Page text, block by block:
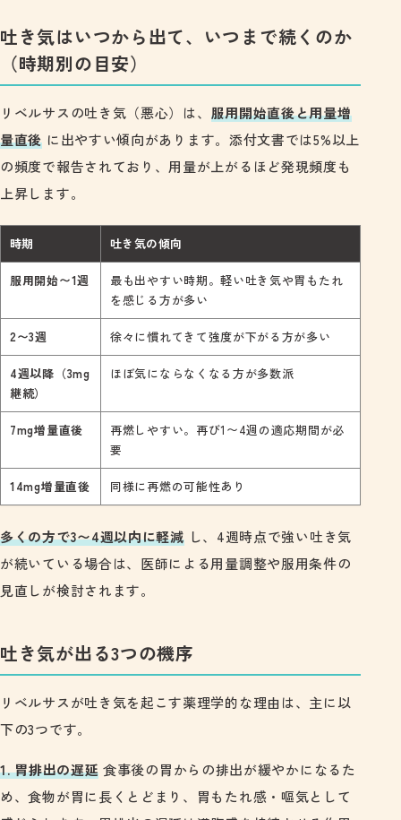
吐き気はいつから出て、いつまで続くのか
（時期別の目安）
リベルサスの吐き気（悪心）は、 服用開始直後と用量増
量直後 に出やすい傾向があります。添付文書では5%以上
の頻度で報告されており、用量が上がるほど発現頻度も
上昇します。
時期 吐き気の傾向
服用開始〜1週
最も出やすい時期。軽い吐き気や胃もたれ
を感じる方が多い
2〜3週 徐々に慣れてきて強度が下がる方が多い
4週以降（3mg
継続）
ほぼ気にならなくなる方が多数派
7mg増量直後
再燃しやすい。再び1〜4週の適応期間が必
要
14mg増量直後 同様に再燃の可能性あり
多くの方で3〜4週以内に軽減し、4週時点で強い吐き気
が続いている場合は、医師による用量調整や服用条件の
見直しが検討されます。
吐き気が出る3つの機序
リベルサスが吐き気を起こす薬理学的な理由は、主に以
下の3つです。
1. 胃排出の遅延 食事後の胃からの排出が緩やかになるた
め、食物が胃に長くとどまり、胃もたれ感・嘔気として